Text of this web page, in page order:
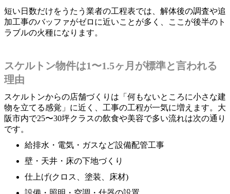
短い日数だけをうたう業者の工程表では、解体後の調査や追
加工事のバッファがゼロに近いことが多く、ここが後半のト
ラブルの火種になります。
スケルトン物件は1〜1.5ヶ月が標準と言われる
理由
スケルトンからの店舗づくりは「何もないところに小さな建
物を立てる感覚」に近く、工事の工程が一気に増えます。大
阪市内で25〜30坪クラスの飲食や美容で多い流れは次の通り
です。
給排水・電気・ガスなど設備配管工事
壁・天井・床の下地づくり
仕上げ(クロス、塗装、床材)